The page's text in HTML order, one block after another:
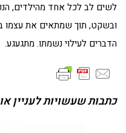
לשים לב לכל אחד מהילדים,
ובשקט, תוך שמתאים את עצמו
הדברים לעילוי נשמתו. מתגעגע.
כתבות שעשויות לעניין